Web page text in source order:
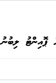
ޕޮއިންޓު